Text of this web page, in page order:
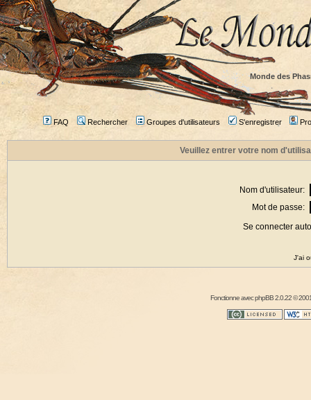
Monde des
FAQ Rechercher Groupes d'utilisateurs S'enregistrer
Veuillez entrer votre nom
Nom d'utilisateur:
Mot de passe:
Se connecter
J'ai
Fonctionne avecphpBB2.0.22 ©